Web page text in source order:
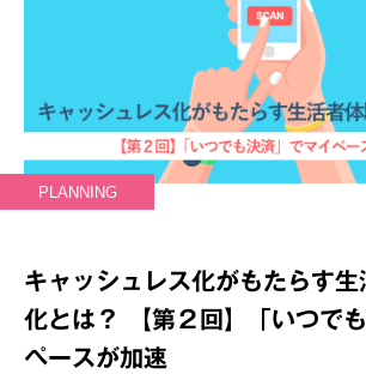
PLANNING
キャッシュレス化がもたらす
化とは？ 【第２回】「いつで
ペースが加速